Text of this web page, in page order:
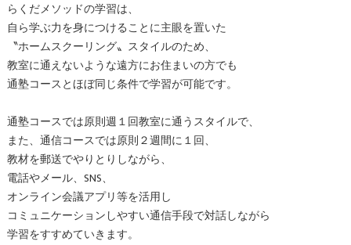
らくだメソッドの学習は、
自ら学ぶ力を身につけることに主眼を置いた
〝ホームスクーリング〟スタイルのため、
教室に通えないような遠方にお住まいの方でも
通塾コースとほぼ同じ条件で学習が可能です。
通塾コースでは原則週１回教室に通うスタイルで、
また、通信コースでは原則２週間に１回、
教材を郵送でやりとりしながら、
電話やメール、SNS、
オンライン会議アプリ等を活用し
コミュニケーションしやすい通信手段で対話しながら
学習をすすめていきます。